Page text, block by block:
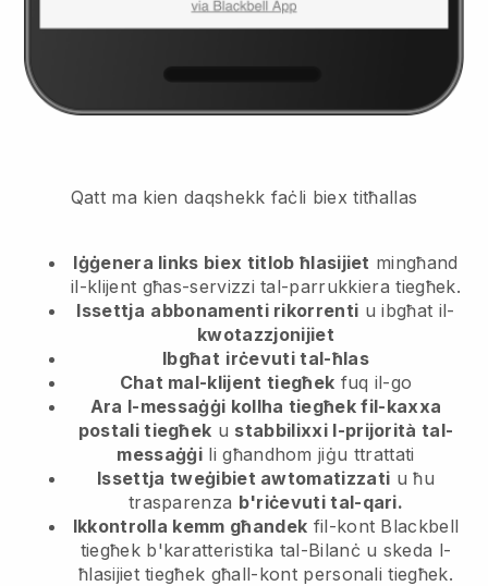
Qatt ma kien daqshekk faċli biex titħallas
Iġġenera links biex titlob ħlasijiet mingħand
il-klijent għas-servizzi tal-parrukkiera tiegħek.
Issettja abbonamenti rikorrenti u ibgħat il-
kwotazzjonijiet
Ibgħat irċevuti tal-ħlas
Chat mal-klijent tiegħek fuq il-go
Ara l-messaġġi kollha tiegħek fil-kaxxa
postali tiegħek u stabbilixxi l-prijorità tal-
messaġġili għandhom jiġu ttrattati
Issettja tweġibiet awtomatizzati u ħu
trasparenza b'riċevuti tal-qari.
Ikkontrolla kemm għandek fil-kont Blackbell
tiegħek b'karatteristika tal-Bilanċ u skeda l-
ħlasijiet tiegħek għall-kont personali tiegħek.